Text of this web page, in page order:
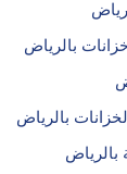
بالرياض
بالرياض